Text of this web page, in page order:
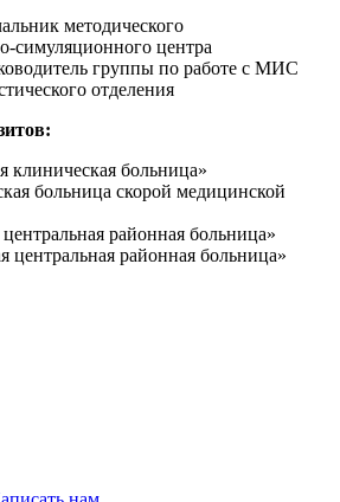
методического
симуляционного центра
группы по работе с МИС
отделения
клиническая больница»
больница скорой медицинской
районная больница»
центральная районная больница»